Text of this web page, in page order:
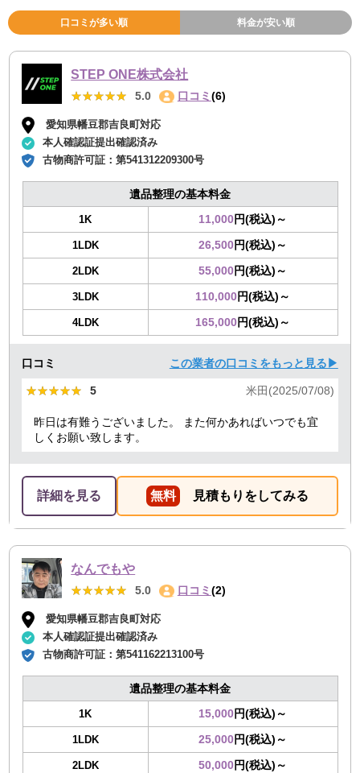
口コミが多い順 料金が安い順
STEP ONE株式会社
★★★★★
★★★★★ 5.0 口コミ (6)
愛知県幡豆郡吉良町対応
本人確認証提出確認済み
古物商許可証：第541312209300号
遺品整理の基本料金
1K 11,000円(税込)～
1LDK 26,500円(税込)～
2LDK 55,000円(税込)～
3LDK 110,000円(税込)～
4LDK 165,000円(税込)～
口コミ この業者の口コミをもっと見る▶
★★★★★
★★★★★ 5 米田(2025/07/08)
昨日は有難うございました。 また何かあればいつでも宜
しくお願い致します。
詳細を見る 無料 見積もりをしてみる
なんでもや
★★★★★
★★★★★ 5.0 口コミ (2)
愛知県幡豆郡吉良町対応
本人確認証提出確認済み
古物商許可証：第541162213100号
遺品整理の基本料金
1K 15,000円(税込)～
1LDK 25,000円(税込)～
2LDK 50,000円(税込)～